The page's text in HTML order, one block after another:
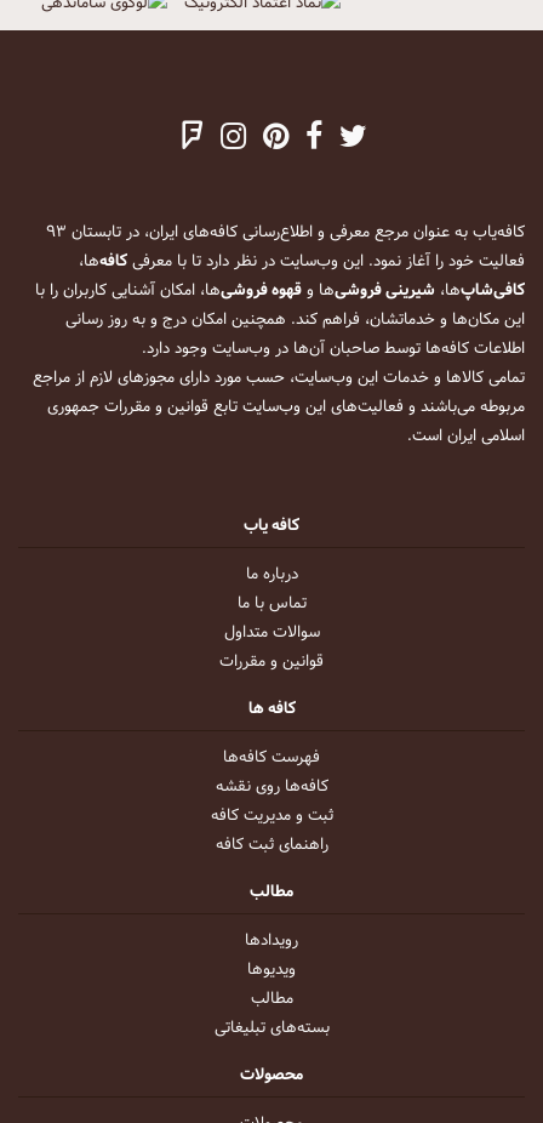
کافه‌یاب به عنوان مرجع معرفی و اطلاع‌رسانی کافه‌های ایران، در تابستان ۹۳
فعالیت خود را آغاز نمود. این وب‌سایت در نظر دارد تا با معرفیکافه‌ها،
کافی‌شاپ‌ها، شیرینی فروشی‌ها وقهوه فروشی‌ها، امکان آشنایی کاربران را با
این مکان‌ها و خدماتشان، فراهم کند. همچنین امکان درج و به روز رسانی
اطلاعات کافه‌ها توسط صاحبان آن‌ها در وب‌سایت وجود دارد.
تمامی کالاها و خدمات این وب‌سایت، حسب مورد دارای مجوزهای لازم از مراجع
مربوطه می‌باشند و فعالیت‌های این وب‌سایت تابع قوانین و مقررات جمهوری
اسلامی ایران است.
کافه یاب
درباره ما
تماس با ما
سوالات متداول
قوانین و مقررات
کافه ها
فهرست کافه‌ها
کافه‌ها روی نقشه
ثبت و مدیریت کافه
راهنمای ثبت کافه
مطالب
رویداد‌ها
ویدیو‌ها
مطالب
بسته‌های تبلیغاتی
محصولات